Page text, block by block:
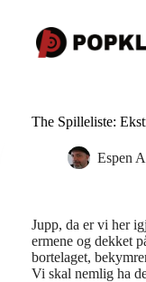
innholdet
The Spilleliste:
Espen
Jupp, da er vi her
ermene og dekket
bortelaget,
Vi skal nemlig ha